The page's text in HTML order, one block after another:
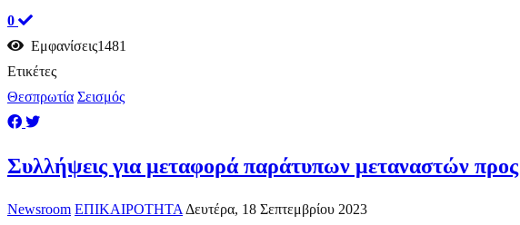
0
Εμφανίσεις1481
Ετικέτες
Θεσπρωτία Σεισμός
Συλλήψεις για μεταφορά παράτυπων μεταναστών
Newsroom ΕΠΙΚΑΙΡΟΤΗΤΑ Δευτέρα, 18 Σεπτεμβρίου 2023